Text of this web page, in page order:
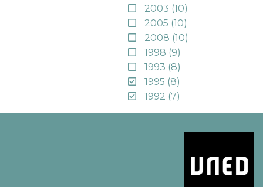
2003 (10)
2005 (10)
2008 (10)
1998 (9)
1993 (8)
1995 (8)
1992 (7)